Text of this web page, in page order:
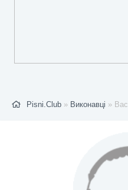
Pisni.Club » Виконавці »